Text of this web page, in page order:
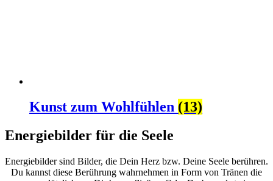
Kunst zum Wohlfühlen (13)
Energiebilder für die Seele
Energiebilder sind Bilder, die Dein Herz bzw. Deine Seele berühren.
Du kannst diese Berührung wahrnehmen in Form von Tränen die